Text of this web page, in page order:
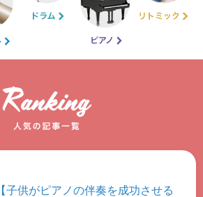
【子供がピアノの伴奏を成功させる